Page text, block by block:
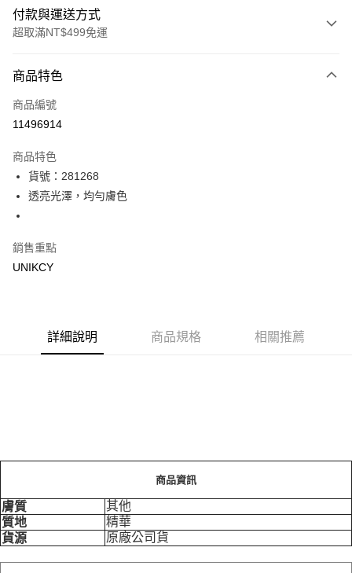
付款與運送方式
超取滿NT$499免運
icash Pay
信用卡一次付款
LINE Pay
Apple Pay
7-11取貨付款［需3-5個工作天不含預購商品］
每筆NT$100，滿NT$799(含以上)免運費
商品特色
商品編號
11496914
商品特色
貨號：281268
透亮光澤，均勻膚色
銷售重點
UNIKCY
詳細說明 商品規格 相關推薦
商品資訊
膚質
其他
質地
精華
貨源
原廠公司貨